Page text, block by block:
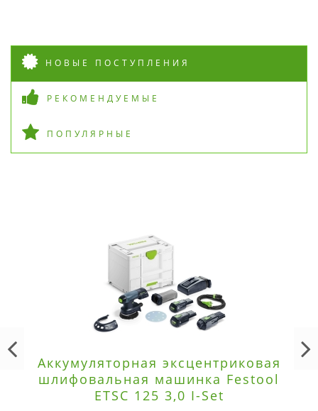
НОВЫЕ ПОСТУПЛЕНИЯ
РЕКОМЕНДУЕМЫЕ
ПОПУЛЯРНЫЕ
Аккумуляторная эксцентриковая
шлифовальная машинка Festool
ETSC 125 3,0 I-Set